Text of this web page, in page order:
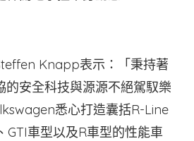
Knapp表示：「秉持著
的安全科技與源源不絕駕馭樂
悉心打造囊括R-Line
車型以及R車型的性能車